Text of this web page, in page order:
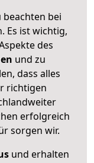
beachten bei
Es ist wichtig,
des
und zu
dass alles
richtigen
erfolgreich
sorgen wir.
und erhalten